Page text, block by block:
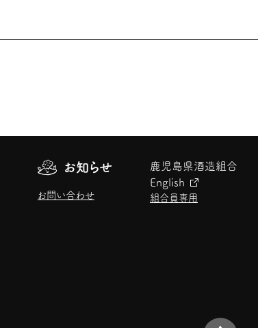
お知らせ
お問い合わせ
鹿児島県酒造組合
English
組合員専用